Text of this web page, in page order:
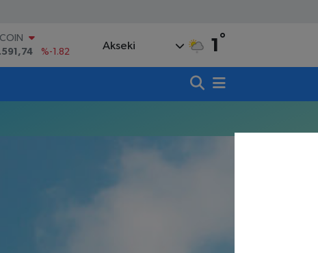
%-1.82
Akseki 1 °